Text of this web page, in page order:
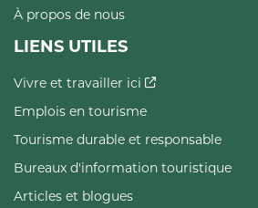
À propos de nous
LIENS UTILES
Vivre et travailler ici
Emplois en tourisme
Tourisme durable et responsable
Bureaux d'information touristique
Articles et blogues